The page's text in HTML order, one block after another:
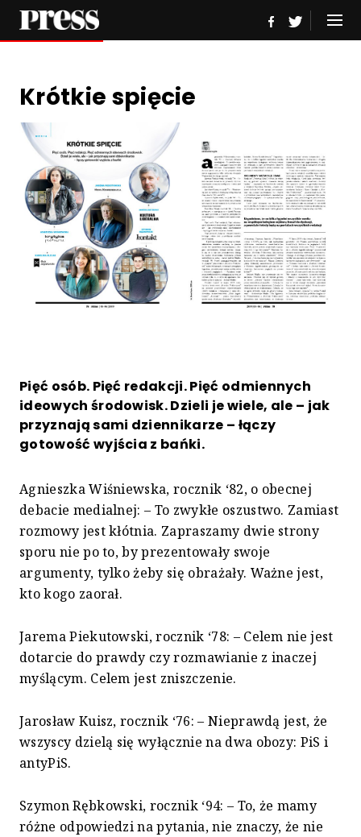
Krótkie spięcie
Pięć osób. Pięć redakcji. Pięć odmiennych
ideowych środowisk. Dzieli je wiele, ale – jak
przyznają sami dziennikarze – łączy
gotowość wyjścia z bańki.
Agnieszka Wiśniewska, rocznik ‘82, o obecnej
debacie medialnej: – To zwykłe oszustwo. Zamiast
rozmowy jest kłótnia. Zapraszamy dwie strony
sporu nie po to, by prezentowały swoje
argumenty, tylko żeby się obrażały. Ważne jest,
kto kogo zaorał.
Jarema Piekutowski, rocznik ‘78: – Celem nie jest
dotarcie do prawdy czy rozmawianie z inaczej
myślącym. Celem jest zniszczenie.
Jarosław Kuisz, rocznik ‘76: – Nieprawdą jest, że
wszyscy dzielą się wyłącznie na dwa obozy: PiS i
antyPiS.
Szymon Rębkowski, rocznik ‘94: – To, że mamy
różne odpowiedzi na pytania, nie znaczy, że nie